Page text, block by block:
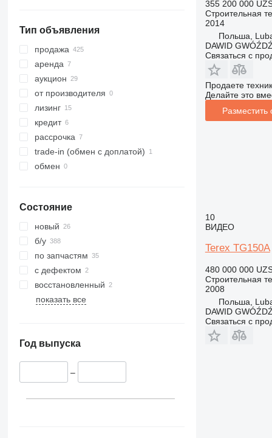
321
322
323
324
325
326
329
330
336
340
350
365
374
390
395
416
420
428
434
444
8030
8035
CT
JS
JZ
NXT
S-Series
TM
VMT
Vibromax
Тип объявления
продажа
аренда
аукцион
от производителя
лизинг
кредит
рассрочка
trade-in (обмен с доплатой)
обмен
Состояние
новый
б/у
по запчастям
с дефектом
восстановленный
показать все
Год выпуска
–
355 200 000
Строительная
2014
Польша,
DAWID GWÓŹDŹ
Связаться с
Продаете
Делайте это
Разместить
10
ВИДЕО
Terex TG150A
480 000 000
Строительная
2008
Польша,
DAWID GWÓŹDŹ
Связаться с